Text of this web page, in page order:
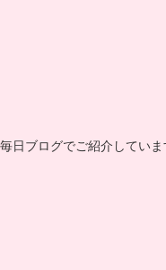
毎日ブログでご紹介してい